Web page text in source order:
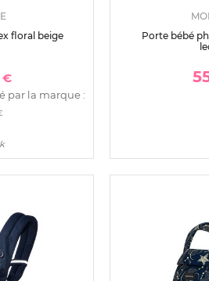
floral beige
€
par la marque :
Porte bébé